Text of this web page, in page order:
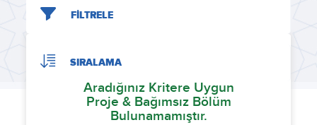
FİLTRELE
SIRALAMA
Aradığınız Kritere Uygun
Proje & Bağımsız Bölüm
Bulunamamıştır.